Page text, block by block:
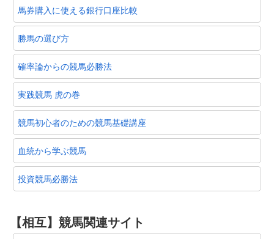
馬券購入に使える銀行口座比較
勝馬の選び方
確率論からの競馬必勝法
実践競馬 虎の巻
競馬初心者のための競馬基礎講座
血統から学ぶ競馬
投資競馬必勝法
【相互】競馬関連サイト